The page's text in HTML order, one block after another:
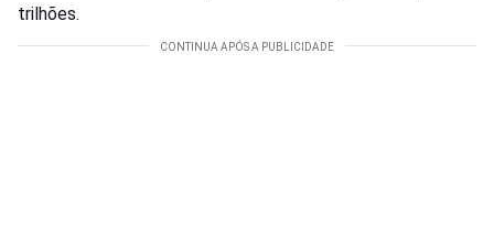
trilhões.